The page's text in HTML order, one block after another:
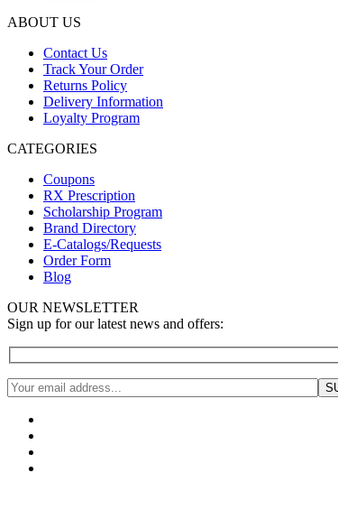
ABOUT US
Contact Us
Track Your Order
Returns Policy
Delivery Information
Loyalty Program
CATEGORIES
Coupons
RX Prescription
Scholarship Program
Brand Directory
E-Catalogs/Requests
Order Form
Blog
OUR NEWSLETTER
Sign up for our latest news and offers: